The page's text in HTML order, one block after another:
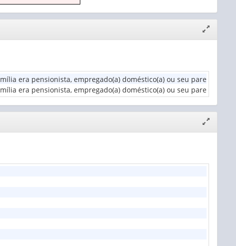
janela
era pensionista, empregado(a) doméstico(a) ou seu parente
era pensionista, empregado(a) doméstico(a) ou seu parente -
janela